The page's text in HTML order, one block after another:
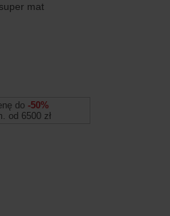
mat
do -50%
od 6500 zł